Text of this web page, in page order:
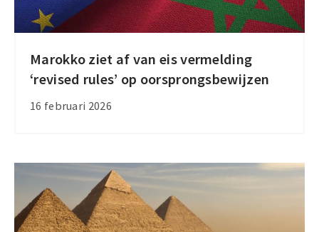
Marokko ziet af van eis vermelding
‘revised rules’ op oorsprongsbewijzen
16 februari 2026
Marokko
ziet
af
vermelding
rules’
op